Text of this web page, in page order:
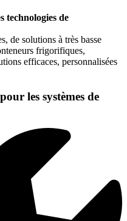
technologies de
de solutions à très basse
frigorifiques,
efficaces, personnalisées
les systèmes de